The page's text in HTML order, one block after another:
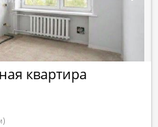
квартира